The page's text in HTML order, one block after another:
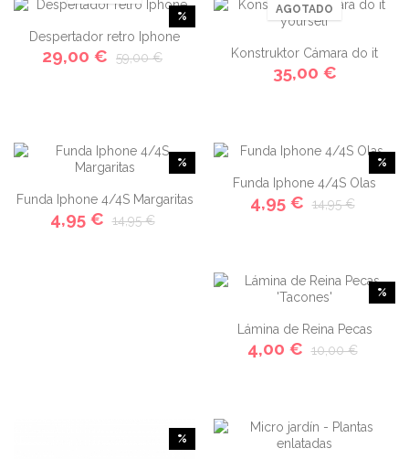
%
Despertador retro Iphone
29,00 € 59,00 €
AGOTADO
Konstruktor Cámara do it
yourself
35,00 €
%
Funda Iphone 4/4S Margaritas
4,95 € 14,95 €
%
Funda Iphone 4/4S Olas
4,95 € 14,95 €
%
Lámina de Reina Pecas
'Tacones'
4,00 € 10,00 €
%